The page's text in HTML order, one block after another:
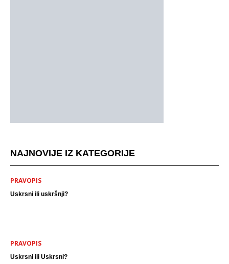
NAJNOVIJE IZ KATEGORIJE
PRAVOPIS
Uskrsni ili uskršnji?
PRAVOPIS
Uskrsni ili Uskrsni?